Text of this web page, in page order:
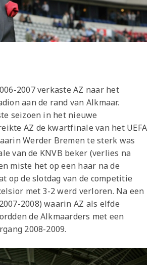
2007 verkaste AZ naar het
aan de rand van Alkmaar.
seizoen in het nieuwe
AZ de kwartfinale van het UEFA
Werder Bremen te sterk was
van de KNVB beker (verlies na
miste het op een haar na de
op de slotdag van de competitie
met 3-2 werd verloren. Na een
2008) waarin AZ als elfde
de Alkmaarders met een
2008-2009.